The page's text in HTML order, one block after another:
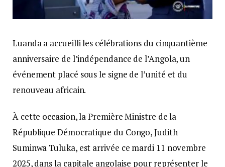
Luanda a accueilli les célébrations du cinquantième
anniversaire de l’indépendance de l’Angola, un
événement placé sous le signe de l’unité et du
renouveau africain.
À cette occasion, la Première Ministre de la
République Démocratique du Congo, Judith
Suminwa Tuluka, est arrivée ce mardi 11 novembre
2025, dans la capitale angolaise pour représenter le